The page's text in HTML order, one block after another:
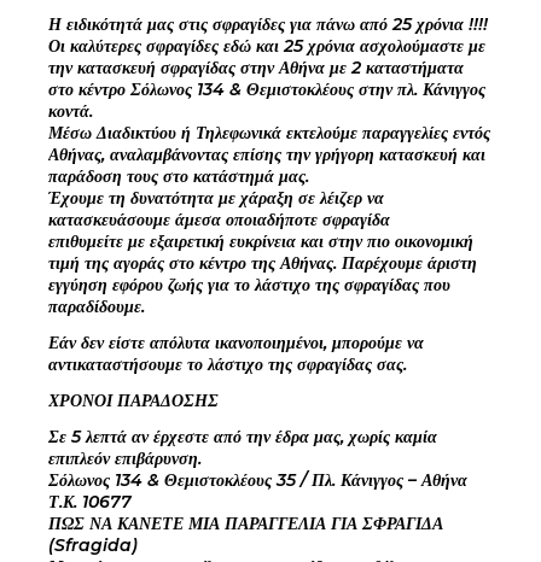
Η ειδικότητά μας στις σφραγίδες για πάνω από 25 χρόνια !!!!
Οι καλύτερες σφραγίδες εδώ και 25 χρόνια ασχολούμαστε με
την κατασκευή σφραγίδας στην Αθήνα με 2 καταστήματα
στο κέντρο Σόλωνος 134 & Θεμιστοκλέους στην πλ. Κάνιγγος
κοντά.
Μέσω Διαδικτύου ή Τηλεφωνικά εκτελούμε παραγγελίες εντός
Αθήνας, αναλαμβάνοντας επίσης την γρήγορη κατασκευή και
παράδοση τους στο κατάστημά μας.
Έχουμε τη δυνατότητα με χάραξη σε λέιζερ να
κατασκευάσουμε άμεσα οποιαδήποτε σφραγίδα
επιθυμείτε με εξαιρετική ευκρίνεια και στην πιο οικονομική
τιμή της αγοράς στο κέντρο της Αθήνας. Παρέχουμε άριστη
εγγύηση εφόρου ζωής για το λάστιχο της σφραγίδας που
παραδίδουμε.
Εάν δεν είστε απόλυτα ικανοποιημένοι, μπορούμε να
αντικαταστήσουμε το λάστιχο της σφραγίδας σας.
ΧΡΟΝΟΙ ΠΑΡΑΔΟΣΗΣ
Σε 5 λεπτά αν έρχεστε από την έδρα μας, χωρίς καμία
επιπλεόν επιβάρυνση.
Σόλωνος 134 & Θεμιστοκλέους 35 / Πλ. Κάνιγγος – Αθήνα
Τ.Κ. 10677
ΠΩΣ ΝΑ ΚΑΝΕΤΕ ΜΙΑ ΠΑΡΑΓΓΕΛΙΑ ΓΙΑ ΣΦΡΑΓΙΔΑ
(Sfragida)